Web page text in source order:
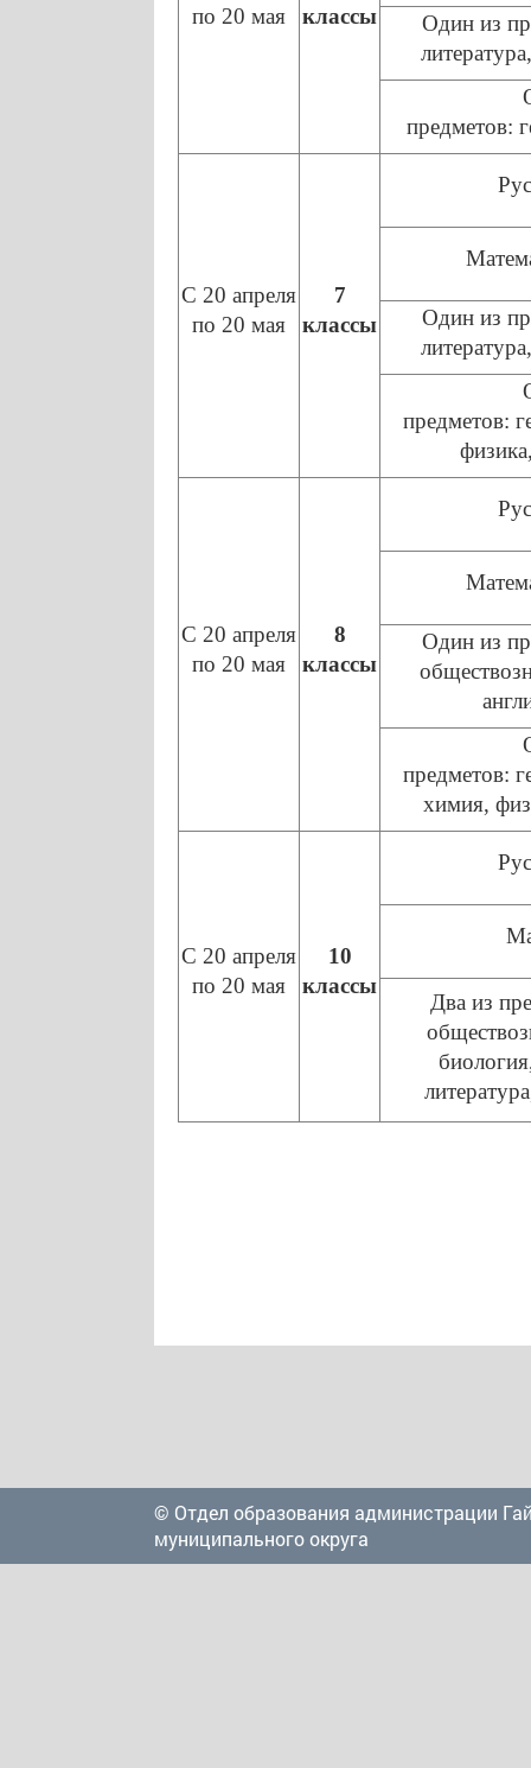
по 20 мая
классы
Один из
предметов:
С 20 апреля
по 20 мая
7
классы
Один из
предметов:
С 20 апреля
по 20 мая
8
классы
Один из
предметов:
химия,
С 20 апреля
по 20 мая
10
классы
Два из
© Отдел образования администрации
муниципального округа